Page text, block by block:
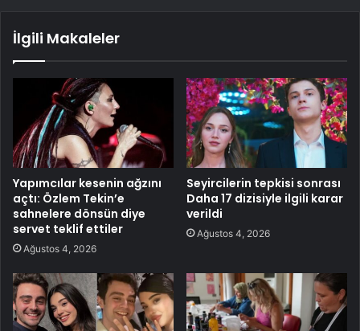
İlgili Makaleler
Yapımcılar kesenin ağzını
açtı: Özlem Tekin’e
sahnelere dönsün diye
servet teklif ettiler
Ağustos 4, 2026
Seyircilerin tepkisi sonrası
Daha 17 dizisiyle ilgili karar
verildi
Ağustos 4, 2026